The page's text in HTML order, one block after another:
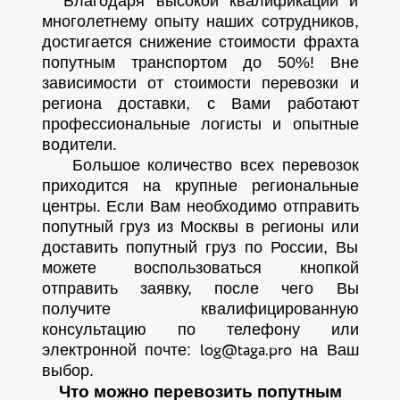
многолетнему опыту наших сотрудников,
достигается снижение стоимости фрахта
попутным транспортом до 50%! Вне
зависимости от стоимости перевозки и
региона доставки, с Вами работают
профессиональные логисты и опытные
водители.
Большое количество всех перевозок
приходится на крупные региональные
центры. Если Вам необходимо отправить
попутный груз из Москвы в регионы или
доставить попутный груз по России, Вы
можете воспользоваться кнопкой
отправить заявку, после чего Вы
получите квалифицированную
консультацию по телефону или
электронной почте:
log@taga.pro на Ваш
выбор.
Что можно перевозить попутным